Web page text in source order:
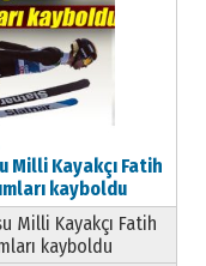
Milli Kayakçı Fatih
kayboldu
Milli Kayakçı Fatih
kayboldu